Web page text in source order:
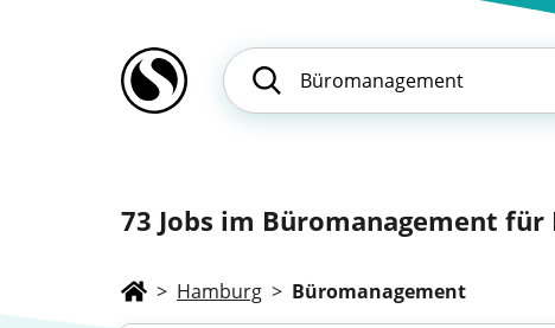
73 Jobs im Büromanagement
> Hamburg > Büromanagement